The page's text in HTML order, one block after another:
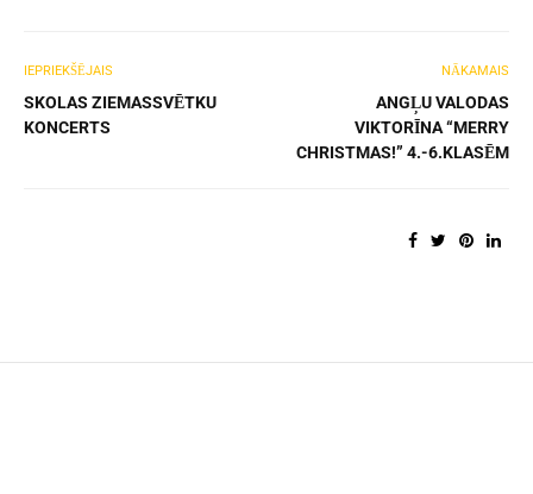
IEPRIEKŠĒJAIS
SKOLAS ZIEMASSVĒTKU
KONCERTS
NĀKAMAIS
ANGĻU VALODAS
VIKTORĪNA “MERRY
CHRISTMAS!” 4.-6.KLASĒM